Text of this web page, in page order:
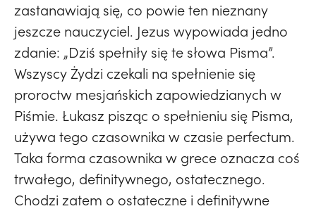
zastanawiają się, co powie ten nieznany
jeszcze nauczyciel. Jezus wypowiada jedno
zdanie: „Dziś spełniły się te słowa Pisma”.
Wszyscy Żydzi czekali na spełnienie się
proroctw mesjańskich zapowiedzianych w
Piśmie. Łukasz pisząc o spełnieniu się Pisma,
używa tego czasownika w czasie perfectum.
Taka forma czasownika w grece oznacza coś
trwałego, definitywnego, ostatecznego.
Chodzi zatem o ostateczne i definitywne